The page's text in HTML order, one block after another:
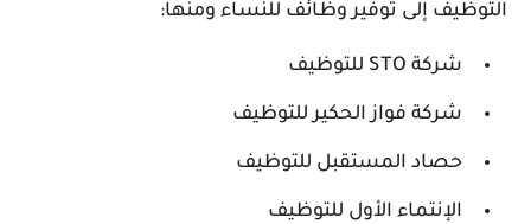
التوظيف إلى توفير وظائف للنساء ومنها:
شركة STO للتوظيف
شركة فواز الحكير للتوظيف
حصاد المستقبل للتوظيف
الإنتماء الأول للتوظيف